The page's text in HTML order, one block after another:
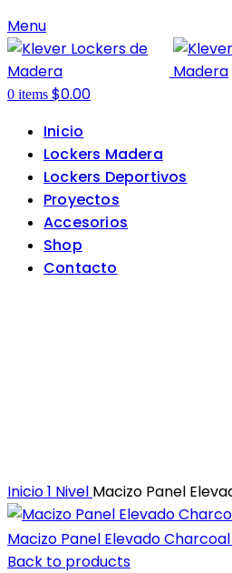
Menu
0 items $0.00
Inicio
Lockers Madera
Lockers Deportivos
Proyectos
Accesorios
Shop
Contacto
Inicio1 Nivel Macizo Panel
Macizo Panel Elevado
Back to products